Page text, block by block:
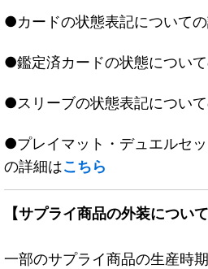
●カードの状態表記について
●鑑定済カードの状態につい
●スリーブの状態表記につい
●プレイマット・デュエルセ
の詳細はこちら
【サプライ商品の外装について
一部のサプライ商品の生産時